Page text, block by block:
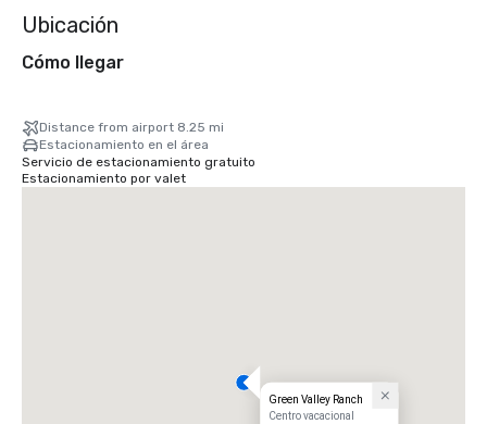
Ubicación
Cómo llegar
Distance from airport 8.25 mi
Estacionamiento en el área
Servicio de estacionamiento gratuito
Estacionamiento por valet
Green Valley Ranch
Centro vacacional